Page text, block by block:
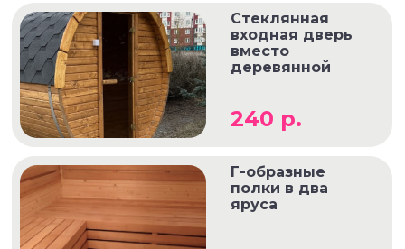
Стеклянная
входная дверь
вместо
деревянной
240 р.
Г-образные
полки в два
яруса